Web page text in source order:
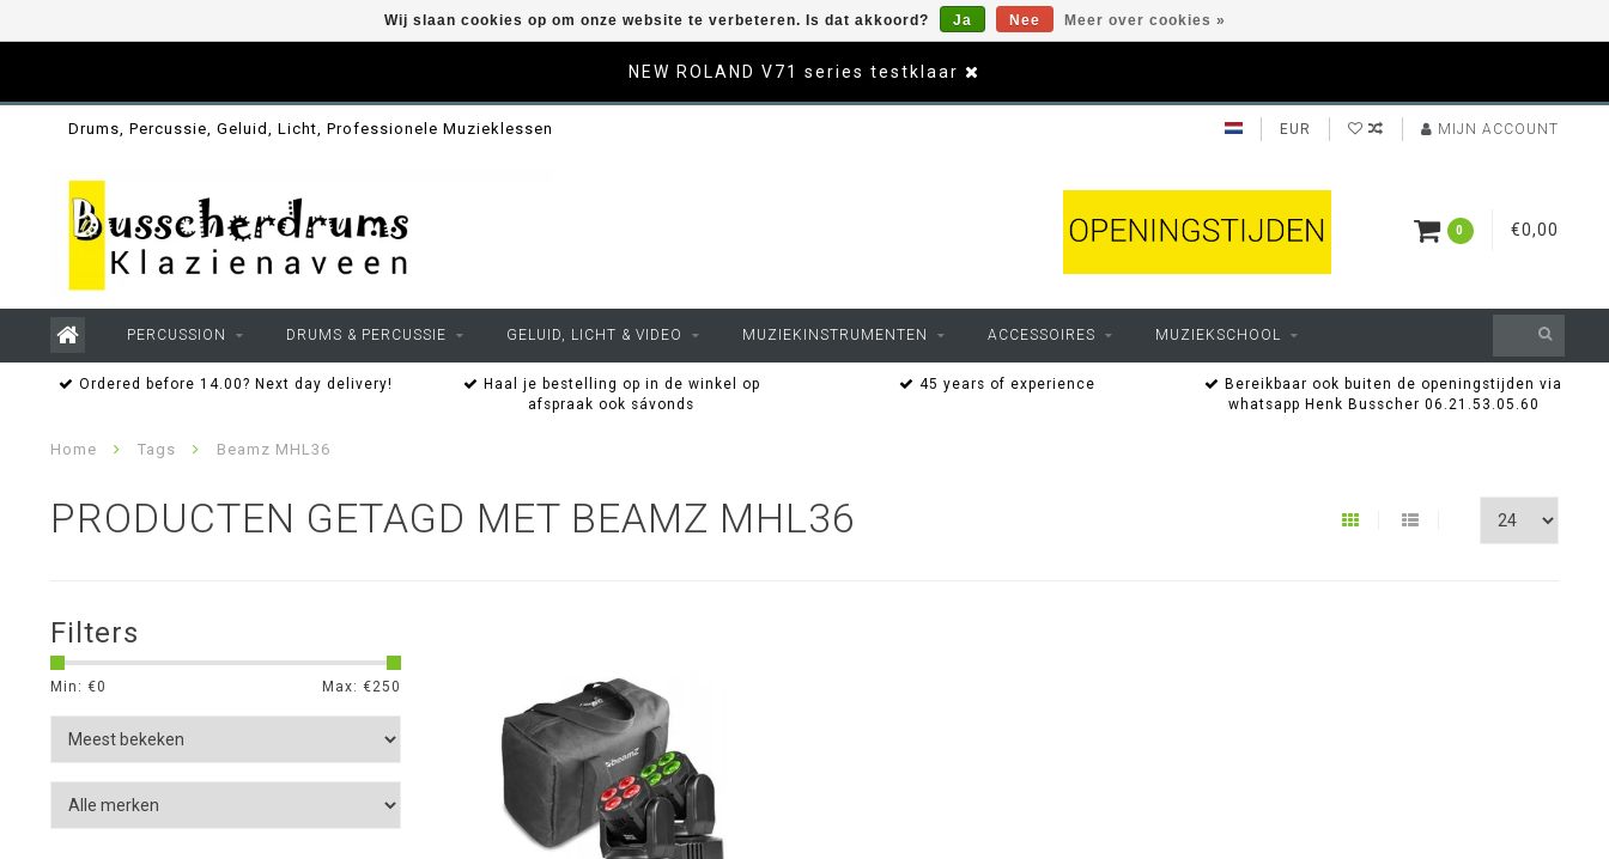
NEW ROLAND V71 series testklaar
Drums, Percussie, Geluid, Licht, Professionele Muzieklessen EUR MIJN ACCOUNT
0 €0,00
PERCUSSION DRUMS & PERCUSSIE GELUID, LICHT & VIDEO MUZIEKINSTRUMENTEN ACCESSOIRES MUZIEKSCHOOL
Ordered before 14.00? Next day delivery!
Haal je bestelling op in de winkel op
afspraak ook sávonds
45 years of experience
Bereikbaar ook buiten de openingstijden via
whatsapp Henk Busscher 06.21.53.05.60
Home Tags Beamz MHL36
PRODUCTEN GETAGD MET BEAMZ MHL36
Filters
Min: €0 Max: €250
Wij slaan cookies op om onze website te verbeteren. Is dat akkoord? Ja Nee Meer over cookies »